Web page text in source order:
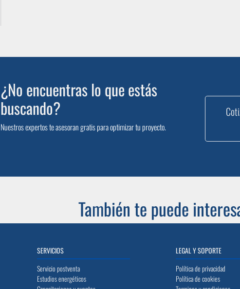
¿No encuentras lo que estás
buscando?
Nuestros expertos te asesoran gratis para optimizar tu proyecto.
También te puede
SERVICIOS
Servicio postventa
Estudios energéticos
LEGAL Y SOPORTE
Política de privacidad
Política de cookies